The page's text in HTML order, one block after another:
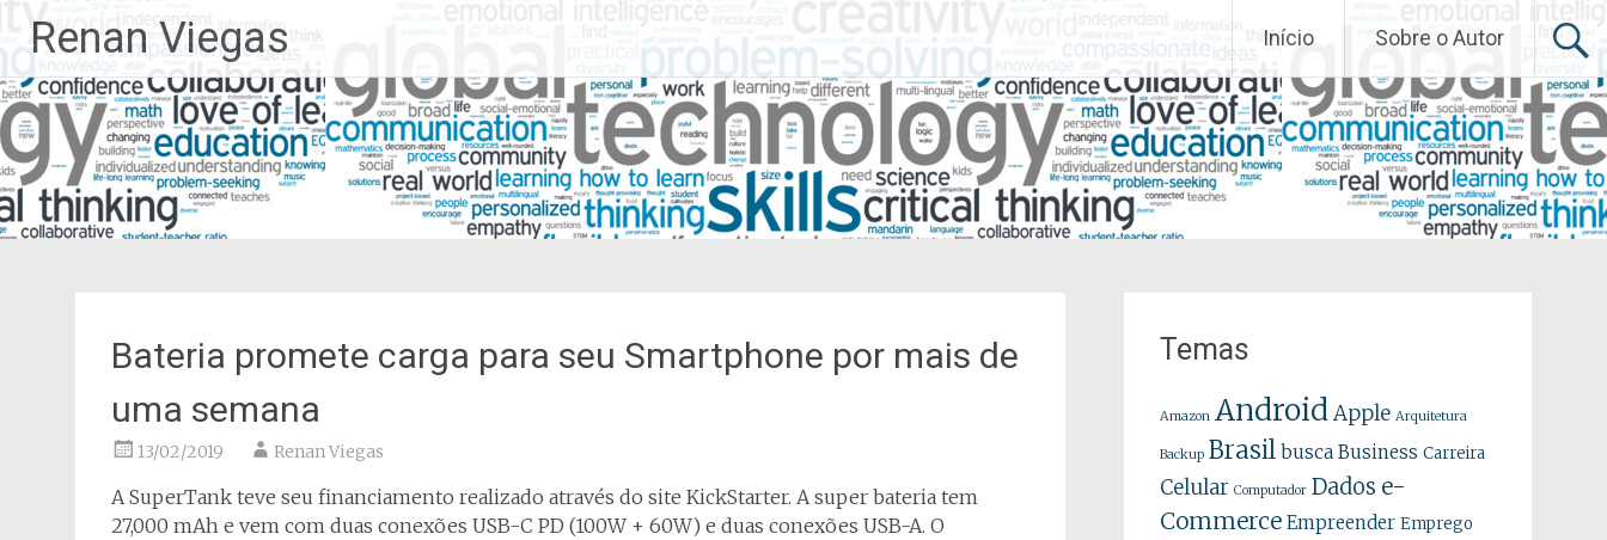
para
o
conteúdo
Renan Viegas Início Sobre o Autor
Bateria promete carga para seu Smartphone por mais de
uma semana
13/02/2019 Renan Viegas
A SuperTank teve seu financiamento realizado através do site KickStarter. A super bateria tem
27,000 mAh e vem com duas conexões USB-C PD (100W + 60W) e duas conexões USB-A. O
Temas
Amazon AndroidApple Arquitetura
Backup Brasil busca Business Carreira
Celular Computador Dados e-
Commerce Empreender Emprego